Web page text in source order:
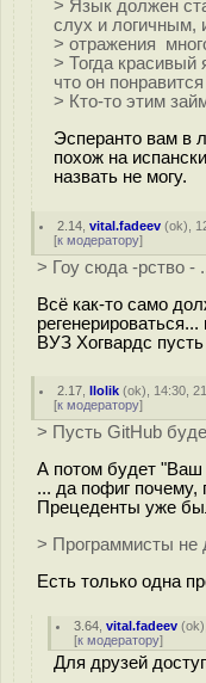
> Язык должен
слух и логичным,
> отражения
> Тогда
что он
> Кто-то этим
Эсперанто вам в
похож на
назвать не могу.
2.14 ,vital.fadeev (ok),
[к модератору]
> Гоу сюда -рство -
Всё как-то само
ВУЗ Хогвардс
2.17 ,llolik (ok), 14:30,
[к модератору]
> Пусть GitHub
А потом будет "Ваш
... да пофиг почему,
Прецеденты уже
> Программисты не
Есть только одна
3.64 ,vital.fadeev (ok
[к модератору]
Для друзей